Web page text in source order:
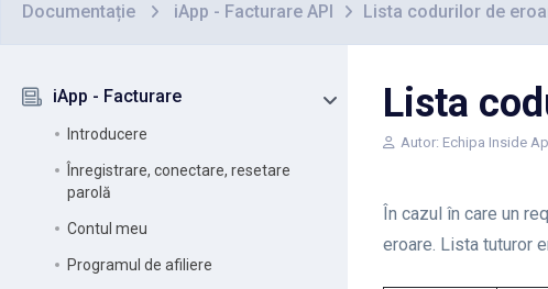
Documentație iApp - Facturare API Lista codurilor de
iApp - Facturare
Introducere
Înregistrare, conectare, resetare
parolă
Contul meu
Programul de afiliere
Lista
Autor: Echipa Inside
În cazul în care un
eroare. Lista tuturor